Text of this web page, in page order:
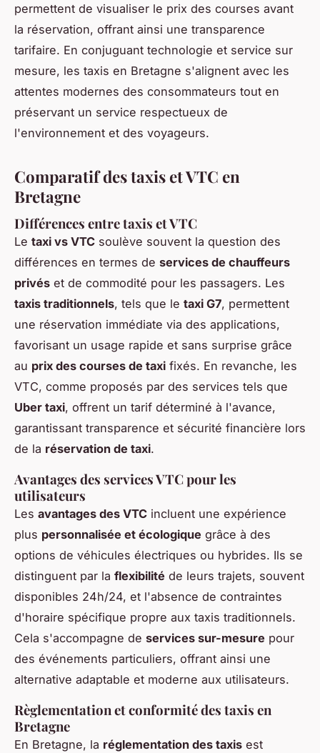
permettent de visualiser le prix des courses avant
la réservation, offrant ainsi une transparence
tarifaire. En conjuguant technologie et service sur
mesure, les taxis en Bretagne s'alignent avec les
attentes modernes des consommateurs tout en
préservant un service respectueux de
l'environnement et des voyageurs.
Comparatif des taxis et VTC en
Bretagne
Différences entre taxis et VTC
Le taxi vs VTC soulève souvent la question des
différences en termes de services de chauffeurs
privés et de commodité pour les passagers. Les
taxis traditionnels, tels que le taxi G7, permettent
une réservation immédiate via des applications,
favorisant un usage rapide et sans surprise grâce
au prix des courses de taxi fixés. En revanche, les
VTC, comme proposés par des services tels que
Uber taxi, offrent un tarif déterminé à l'avance,
garantissant transparence et sécurité financière lors
de la réservation de taxi.
Avantages des services VTC pour les
utilisateurs
Les avantages des VTC incluent une expérience
plus personnalisée et écologique grâce à des
options de véhicules électriques ou hybrides. Ils se
distinguent par la flexibilité de leurs trajets, souvent
disponibles 24h/24, et l'absence de contraintes
d'horaire spécifique propre aux taxis traditionnels.
Cela s'accompagne de services sur-mesure pour
des événements particuliers, offrant ainsi une
alternative adaptable et moderne aux utilisateurs.
Règlementation et conformité des taxis en
Bretagne
En Bretagne, la réglementation des taxis est